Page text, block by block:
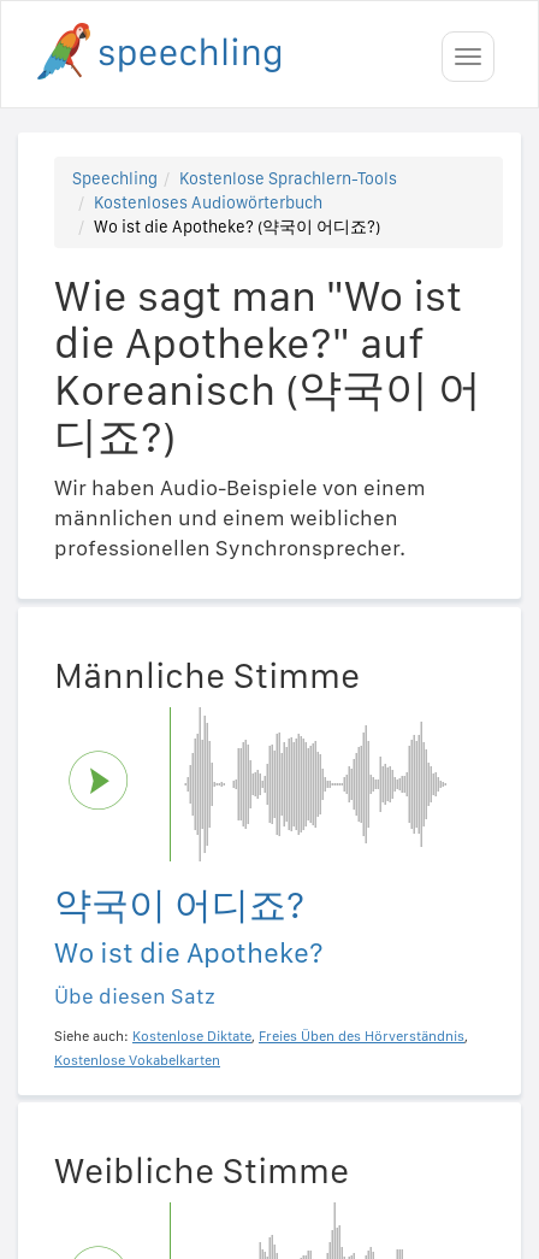
Toggle
Speechling
Kostenlose Sprachlern-Tools
Kostenloses Audiowörterbuch
Wo ist die Apotheke? (약국이 어디죠?)
Wie sagt man "Wo ist
die Apotheke?" auf
Koreanisch (약국이 어
디죠?)
Wir haben Audio-Beispiele von einem
männlichen und einem weiblichen
professionellen Synchronsprecher.
Männliche Stimme
약국이 어디죠?
Wo ist die Apotheke?
Übe diesen Satz
Siehe auch: Kostenlose Diktate, Freies Üben des Hörverständnis,
Kostenlose Vokabelkarten
Weibliche Stimme